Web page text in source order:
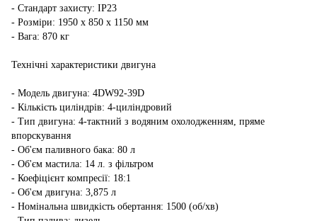
- Стандарт захисту: IP23
- Розміри: 1950 x 850 x 1150 мм
- Вага: 870 кг
Технічні характеристики двигуна
- Модель двигуна: 4DW92-39D
- Кількість циліндрів: 4-циліндровий
- Тип двигуна: 4-тактний з водяним охолодженням, пряме
впорскування
- Об'єм паливного бака: 80 л
- Об'єм мастила: 14 л. з фільтром
- Коефіцієнт компресії: 18:1
- Об'єм двигуна: 3,875 л
- Номінальна швидкість обертання: 1500 (об/хв)